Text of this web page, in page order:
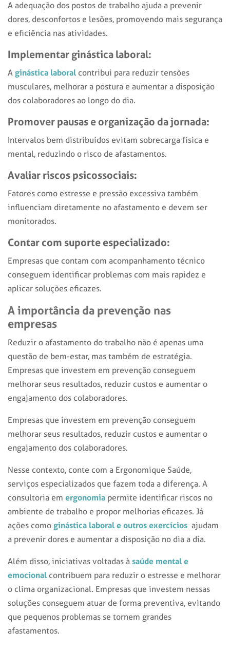
A adequação dos postos de trabalho ajuda a prevenir
dores, desconfortos e lesões, promovendo mais segurança
e eficiência nas atividades.
Implementar ginástica laboral:
A ginástica laboral contribui para reduzir tensões
musculares, melhorar a postura e aumentar a disposição
dos colaboradores ao longo do dia.
Promover pausas e organização da jornada:
Intervalos bem distribuídos evitam sobrecarga física e
mental, reduzindo o risco de afastamentos.
Avaliar riscos psicossociais:
Fatores como estresse e pressão excessiva também
influenciam diretamente no afastamento e devem ser
monitorados.
Contar com suporte especializado:
Empresas que contam com acompanhamento técnico
conseguem identificar problemas com mais rapidez e
aplicar soluções eficazes.
A importância da prevenção nas
empresas
Reduzir o afastamento do trabalho não é apenas uma
questão de bem-estar, mas também de estratégia.
Empresas que investem em prevenção conseguem
melhorar seus resultados, reduzir custos e aumentar o
engajamento dos colaboradores.
Empresas que investem em prevenção conseguem
melhorar seus resultados, reduzir custos e aumentar o
engajamento dos colaboradores.
Nesse contexto, conte com a Ergonomique Saúde,
serviços especializados que fazem toda a diferença. A
consultoria em ergonomia permite identificar riscos no
ambiente de trabalho e propor melhorias eficazes. Já
ações como ginástica laboral e outros exercícios ajudam
a prevenir dores e aumentar a disposição no dia a dia.
Além disso, iniciativas voltadas à saúde mental e
emocional contribuem para reduzir o estresse e melhorar
o clima organizacional. Empresas que investem nessas
soluções conseguem atuar de forma preventiva, evitando
que pequenos problemas se tornem grandes
afastamentos.